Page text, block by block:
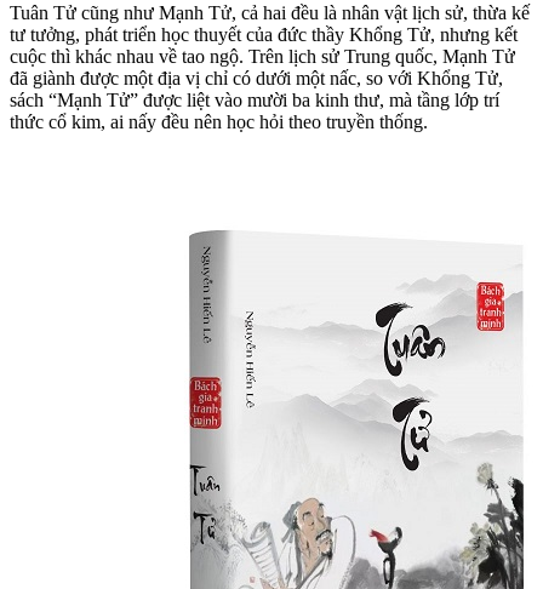
Tuân Tử cũng như Mạnh Tử, cả hai đều là nhân vật lịch sử, thừa kế
tư tưởng, phát triển học thuyết của đức thầy Khổng Tử, nhưng kết
cuộc thì khác nhau về tao ngộ. Trên lịch sử Trung quốc, Mạnh Tử
đã giành được một địa vị chỉ có dưới một nấc, so với Khổng Tử,
sách “Mạnh Tử” được liệt vào mười ba kinh thư, mà tầng lớp trí
thức cổ kim, ai nấy đều nên học hỏi theo truyền thống.